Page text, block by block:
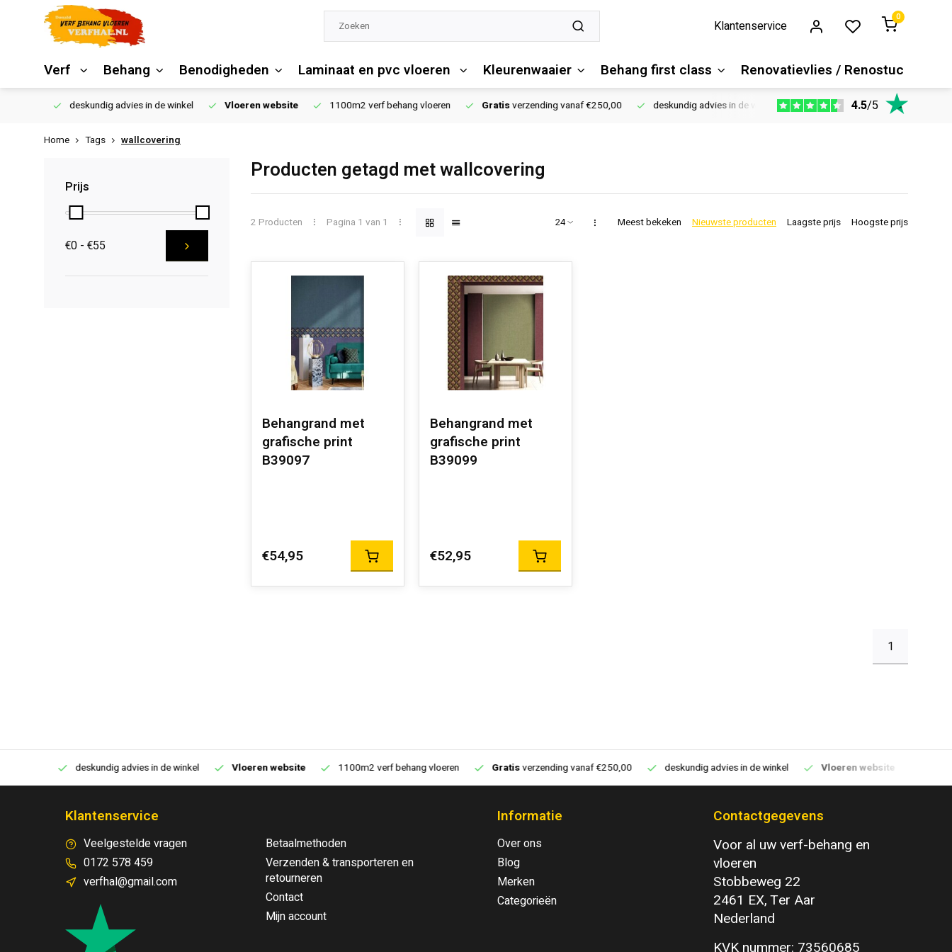
Klantenservice
0
Verf Behang Benodigheden Laminaat en pvc vloeren Kleurenwaaier Behang first class Renovatievlies / Renostuc
deskundig advies in de winkel Vloeren website 1100m2 verf behang vloeren Gratisverzending vanaf €250,00 deskundig advies in de winkel Vloeren website 1100m2
4.5/5
Home Tags wallcovering
Prijs
€0 - €55
Producten getagd met wallcovering
2 Producten Pagina 1 van 1 Meest bekeken Nieuwste producten Laagste prijs Hoogste prijs
Behangrand met
grafische print
B39097
€54,95
Behangrand met
grafische print
B39099
€52,95
1
deskundig advies in de winkel Vloeren website 1100m2 verf behang vloeren Gratisverzending vanaf €250,00 deskundig advies in de winkel Vloeren website
Klantenservice
Veelgestelde vragen
0172 578 459
verfhal@gmail.com
Betaalmethoden
Verzenden & transporteren en
retourneren
Contact
Mijn account
Informatie
Over ons
Blog
Merken
Categorieën
Contactgegevens
Voor al uw verf-behang en
vloeren
Stobbeweg 22
2461 EX, Ter Aar
Nederland
KVK nummer: 73560685